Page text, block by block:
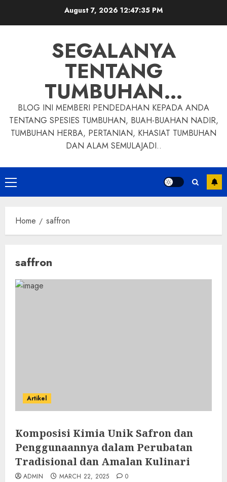
August 7, 2026 12:47:36 PM
SEGALANYA
TENTANG
TUMBUHAN…
BLOG INI MEMBERI PENDEDAHAN KEPADA ANDA
TENTANG SPESIES TUMBUHAN, BUAH-BUAHAN NADIR,
TUMBUHAN HERBA, PERTANIAN, KHASIAT TUMBUHAN
DAN ALAM SEMULAJADI..
Primary
Menu
Home saffron
saffron
Artikel
Komposisi Kimia Unik Safron dan
Penggunaannya dalam Perubatan
Tradisional dan Amalan Kulinari
ADMIN MARCH 22, 2025 0